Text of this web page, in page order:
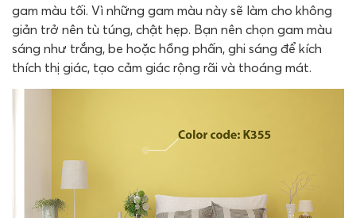
gam màu tối. Vì những gam màu này sẽ làm cho không
giản trở nên tù túng, chật hẹp. Bạn nên chọn gam màu
sáng như trắng, be hoặc hồng phấn, ghi sáng để kích
thích thị giác, tạo cảm giác rộng rãi và thoáng mát.